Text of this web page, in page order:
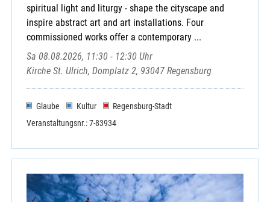
spiritual light and liturgy - shape the cityscape and
inspire abstract art and art installations. Four
commissioned works offer a contemporary ...
Sa 08.08.2026, 11:30 - 12:30 Uhr
Kirche St. Ulrich, Domplatz 2, 93047 Regensburg
Glaube Kultur
Regensburg-Stadt
Veranstaltungsnr.: 7-83934